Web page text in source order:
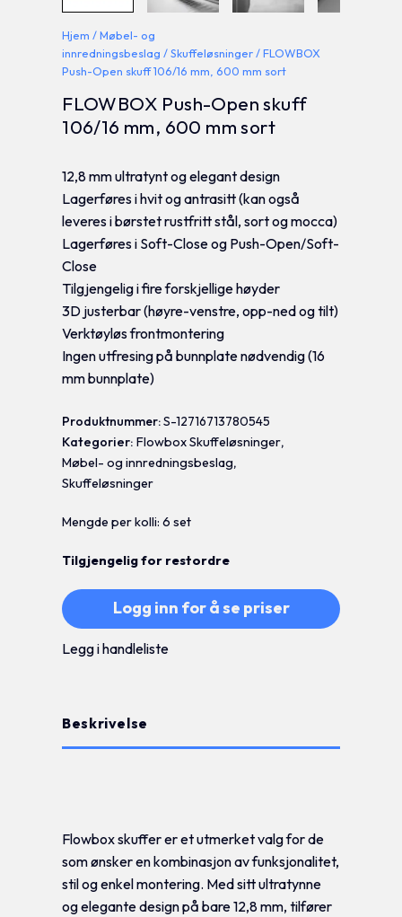
Hjem /Møbel- og
innredningsbeslag /Skuffeløsninger/ FLOWBOX
Push-Open skuff 106/16 mm, 600 mm sort
FLOWBOX Push-Open skuff
106/16 mm, 600 mm sort
12,8 mm ultratynt og elegant design
Lagerføres i hvit og antrasitt (kan også
leveres i børstet rustfritt stål, sort og mocca)
Lagerføres i Soft-Close og Push-Open/Soft-
Close
Tilgjengelig i fire forskjellige høyder
3D justerbar (høyre-venstre, opp-ned og tilt)
Verktøyløs frontmontering
Ingen utfresing på bunnplate nødvendig (16
mm bunnplate)
Produktnummer:S-12716713780545
Kategorier:Flowbox Skuffeløsninger,
Møbel- og innredningsbeslag,
Skuffeløsninger
Mengde per kolli: 6 set
Tilgjengelig for restordre
Logg inn for å se priser
Legg i handleliste
Beskrivelse
Flowbox skuffer er et utmerket valg for de
som ønsker en kombinasjon av funksjonalitet,
stil og enkel montering. Med sitt ultratynne
og elegante design på bare 12,8 mm, tilfører